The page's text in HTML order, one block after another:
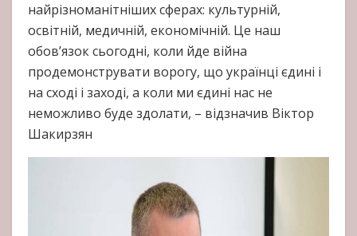
найрізноманітніших сферах: культурній,
освітній, медичній, економічній. Це наш
обов’язок сьогодні, коли йде війна
продемонструвати ворогу, що українці єдині і
на сході і заході, а коли ми єдині нас не
неможливо буде здолати, – відзначив Віктор
Шакирзян